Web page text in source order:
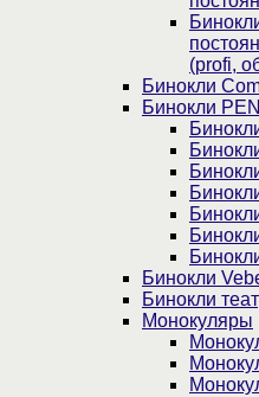
(profi,
Бинокли
Бинокли
Бинокли
Бинокли
Монокуляры